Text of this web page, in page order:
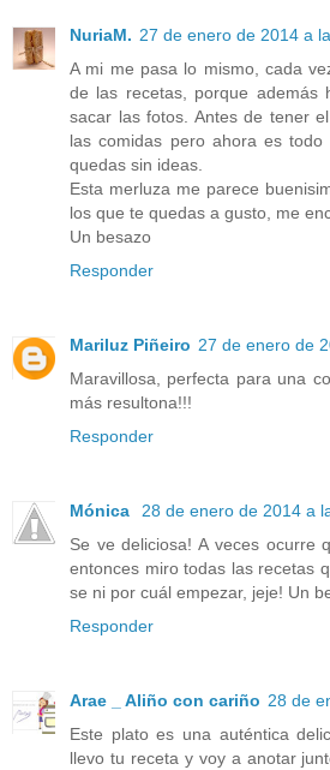
NuriaM. 27 de enero de 2014 a
A mi me pasa lo mismo, cada
de las recetas, porque además
sacar las fotos. Antes de tener
las comidas pero ahora es
quedas sin ideas.
Esta merluza me parece
los que te quedas a gusto, me
Un besazo
Responder
Mariluz Piñeiro 27 de enero de
Maravillosa, perfecta para una
más resultona!!!
Responder
Mónica
28 de enero de 2014 a
Se ve deliciosa! A veces ocurre
entonces miro todas las recetas
se ni por cuál empezar, jeje! Un
Responder
Arae _ Aliño con cariño 28 de
Este plato es una auténtica
llevo tu receta y voy a anotar